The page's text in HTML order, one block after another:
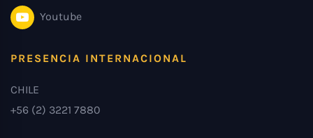
Youtube
PRESENCIA INTERNACIONAL
CHILE
+56 (2) 3221 7880